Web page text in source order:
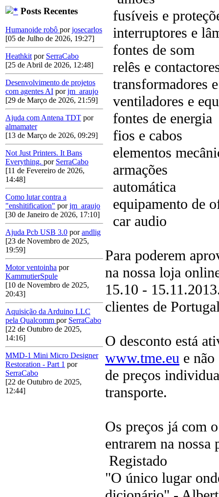
Posts Recentes
Humanoide robô porjosecarlos
[05 de Julho de 2026, 19:27]
Heathkit por SerraCabo
[25 de Abril de 2026, 12:48]
Desenvolvimento de projetos
com agentes AI porjm_araujo
[29 de Março de 2026, 21:59]
Ajuda com Antena TDT por
almamater
[13 de Março de 2026, 09:29]
Not Just Printers. It Bans
Everything. por SerraCabo
[11 de Fevereiro de 2026,
14:48]
Como lutar contra a
"enshitification" porjm_araujo
[30 de Janeiro de 2026, 17:10]
Ajuda Pcb USB 3.0 porandlig
[23 de Novembro de 2025,
19:59]
Motor ventoinha por
KammutierSpule
[10 de Novembro de 2025,
20:43]
Aquisição da Arduino LLC
pela Qualcomm por SerraCabo
[22 de Outubro de 2025,
14:16]
MMD-1 Mini Micro Designer
Restoration - Part 1 por
SerraCabo
[22 de Outubro de 2025,
12:44]
fusíveis e
interruptores e
fontes de som
relês e
transformadores
ventiladores e
fontes de energia
fios e cabos
elementos
armações
automática
equipamento de
car audio
Para poderem
na nossa loja
15.10 -
clientes de
O desconto está
www.tme.eu e
de preços
transporte.
Os preços já com
entrarem na nossa
Registado
"O único lugar